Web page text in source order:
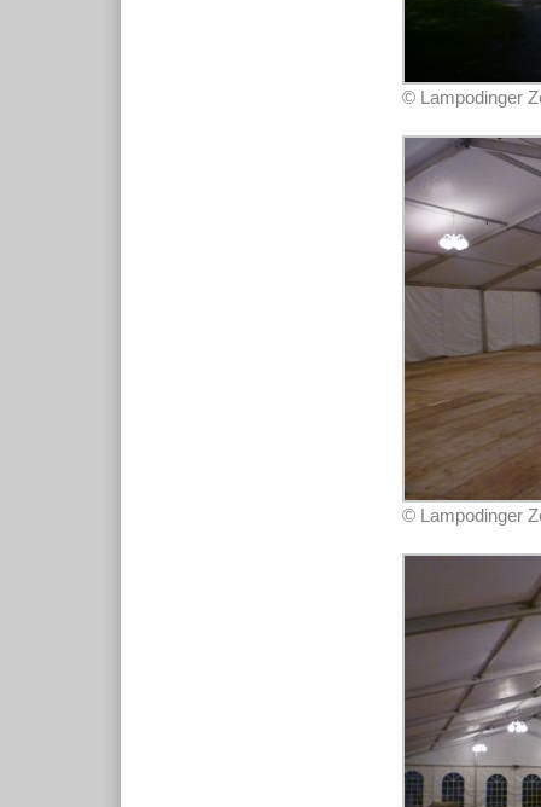
© Lampodinger
© Lampodinger